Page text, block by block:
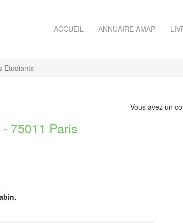
ACCUEIL ANNUAIRE AMAP
Etudiants
Vous avez un
75011 Paris